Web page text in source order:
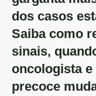
dos casos
Saiba como
sinais,
oncologista
precoce